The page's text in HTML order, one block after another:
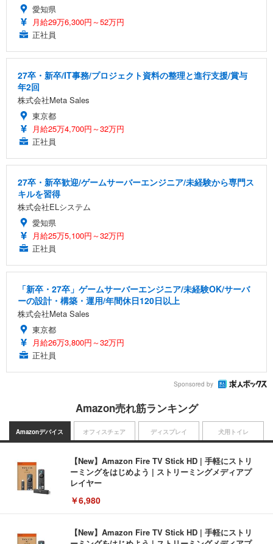
愛知県
月給29万6,300円～52万円
正社員
27卒・新卒/IT事務/プロジェクト資料の整理と進行支援/賞与
年2回
株式会社Meta Sales
東京都
月給25万4,700円～32万円
正社員
27卒・新卒歓迎/ゲームサーバーエンジニア/未経験から専門ス
キルを習得
株式会社ELシステム
愛知県
月給25万5,100円～32万円
正社員
「新卒・27卒」ゲームサーバーエンジニア/未経験OK/サーバ
ーの設計・構築・運用/年間休日120日以上
株式会社Meta Sales
東京都
月給26万3,800円～32万円
正社員
Sponsored by
Amazon売れ筋ランキング
Amazonデバイス
【New】Amazon Fire TV Stick HD | 手軽にストリ
ーミングをはじめよう | ストリーミングメディアプ
レイヤー
￥6,980
【New】Amazon Fire TV Stick HD | 手軽にストリ
オフィスチェア ディスプレイ 犬用トイレ